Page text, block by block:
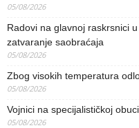
05/08/2026
Radovi na glavnoj raskrsnici
zatvaranje saobraćaja
05/08/2026
Zbog visokih temperatura
05/08/2026
Vojnici na specijalističkoj
05/08/2026